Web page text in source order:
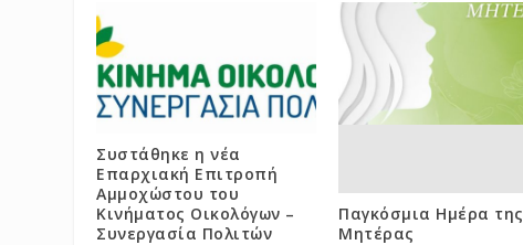
Συστάθηκε η νέα
Επαρχιακή Επιτροπή
Αμμοχώστου του
Κινήματος Οικολόγων –
Συνεργασία Πολιτών
Παγκόσμια Ημέρα της
Μητέρας